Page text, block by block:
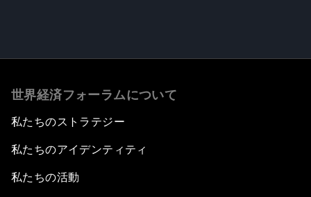
世界経済フォーラムについて
私たちのストラテジー
私たちのアイデンティティ
私たちの活動